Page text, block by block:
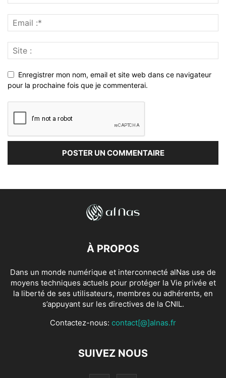
Enregistrer mon nom, email et site web dans ce navigateur
pour la prochaine fois que je commenterai.
À PROPOS
Dans un monde numérique et interconnecté alNas use de
moyens techniques actuels pour protéger la Vie privée et
la liberté de ses utilisateurs, membres ou adhérents, en
s’appuyant sur les directives de la CNIL.
Contactez-nous: contact[@]alnas.fr
SUIVEZ NOUS